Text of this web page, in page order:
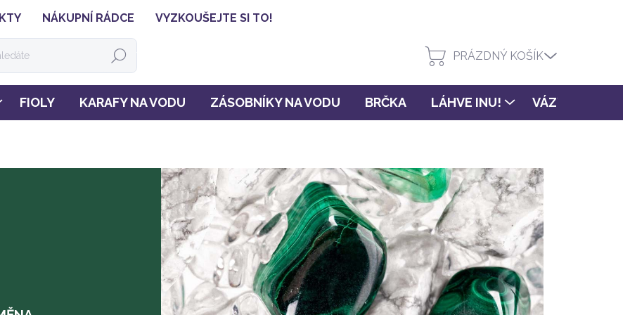
NÁKUPNÍ RÁDCE VYZKOUŠEJTE SI TO!
HLEDAT PRÁZDNÝ KOŠÍK
FIOLY KARAFY NA VODU ZÁSOBNÍKY NA VODU BRČKA LÁHVE INU! VÁZY FLORA